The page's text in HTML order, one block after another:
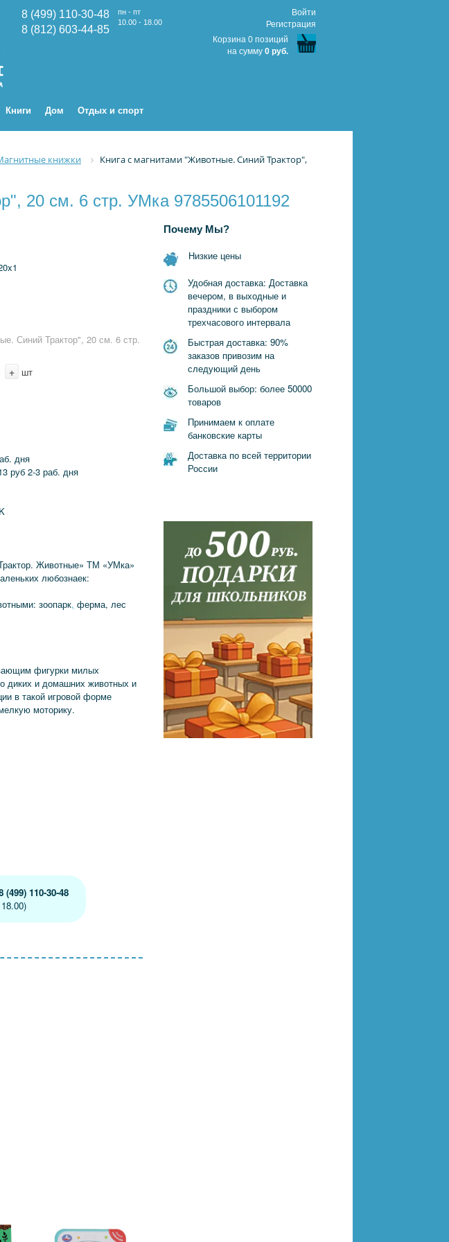
8 (499) 110-30-48
пн - пт
10.00 - 18.00
8 (812) 603-44-85
Войти
Регистрация
Корзина 0 позиций
на сумму 0 руб.
Книги Дом Отдых и спорт
книжки
Книга с магнитами "Животные. Синий Трактор",
20 см. 6 стр. УМка 9785506101192
Синий Трактор", 20 см. 6 стр.
+ шт
дня
руб 2-3 раб. дня
Животные» ТМ «УМка»
любознаек:
зоопарк, ферма, лес
фигурки милых
диких и домашних животных и
в такой игровой форме
моторику.
(499) 110-30-48
Почему Мы?
Низкие цены
Удобная доставка: Доставка
вечером, в выходные и
праздники с выбором
трехчасового интервала
Быстрая доставка: 90%
заказов привозим на
следующий день
Большой выбор: более 50000
товаров
Принимаем к оплате
банковские карты
Доставка по всей территории
России